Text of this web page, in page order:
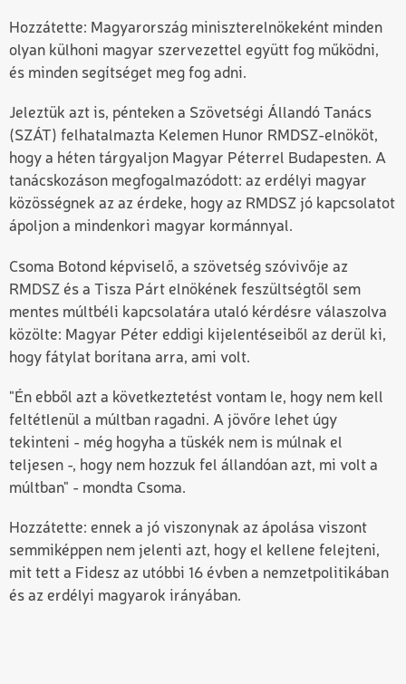
Hozzátette: Magyarország miniszterelnökeként minden
olyan külhoni magyar szervezettel együtt fog működni,
és minden segítséget meg fog adni.
Jeleztük azt is, pénteken a Szövetségi Állandó Tanács
(SZÁT) felhatalmazta Kelemen Hunor RMDSZ-elnököt,
hogy a héten tárgyaljon Magyar Péterrel Budapesten. A
tanácskozáson megfogalmazódott: az erdélyi magyar
közösségnek az az érdeke, hogy az RMDSZ jó kapcsolatot
ápoljon a mindenkori magyar kormánnyal.
Csoma Botond képviselő, a szövetség szóvivője az
RMDSZ és a Tisza Párt elnökének feszültségtől sem
mentes múltbéli kapcsolatára utaló kérdésre válaszolva
közölte: Magyar Péter eddigi kijelentéseiből az derül ki,
hogy fátylat borítana arra, ami volt.
"Én ebből azt a következtetést vontam le, hogy nem kell
feltétlenül a múltban ragadni. A jövőre lehet úgy
tekinteni - még hogyha a tüskék nem is múlnak el
teljesen -, hogy nem hozzuk fel állandóan azt, mi volt a
múltban" - mondta Csoma.
Hozzátette: ennek a jó viszonynak az ápolása viszont
semmiképpen nem jelenti azt, hogy el kellene felejteni,
mit tett a Fidesz az utóbbi 16 évben a nemzetpolitikában
és az erdélyi magyarok irányában.